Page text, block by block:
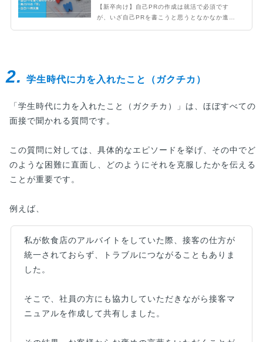
【新卒向け】自己PRの作成は就活で必須です
が、いざ自己PRを書こうと思うとなかなか進ま
2. 学生時代に力を入れたこと（ガクチカ）
「学生時代に力を入れたこと（ガクチカ）」は、ほぼすべての
面接で聞かれる質問です。
この質問に対しては、具体的なエピソードを挙げ、その中でど
のような困難に直面し、どのようにそれを克服したかを伝える
ことが重要です。
例えば、
私が飲食店のアルバイトをしていた際、接客の仕方が
統一されておらず、トラブルにつながることもありま
した。
そこで、社員の方にも協力していただきながら接客マ
ニュアルを作成して共有しました。